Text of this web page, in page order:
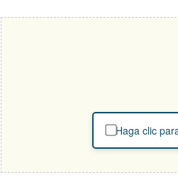
Haga clic